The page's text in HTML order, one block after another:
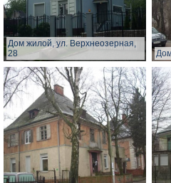
Дом жилой, ул. Верхнеозерная,
28